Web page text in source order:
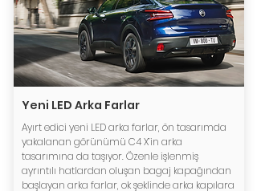
Yeni LED Arka Farlar
Ayırt edici yeni LED arka farlar, ön tasarımda
yakalanan görünümü C4 X’in arka
tasarımına da taşıyor. Özenle işlenmiş
ayrıntılı hatlardan oluşan bagaj kapağından
başlayan arka farlar, ok şeklinde arka kapılara